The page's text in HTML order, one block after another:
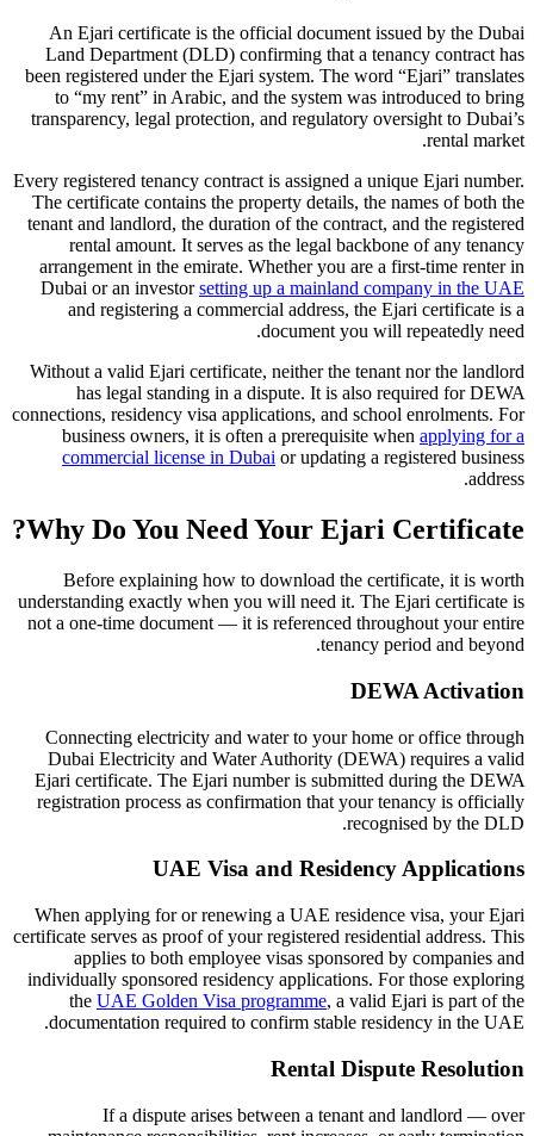
An Ejari certificate is the official document issued by the Dubai
Land Department (DLD) confirming that a tenancy contract has
been registered under the Ejari system. The word “Ejari” translates
to “my rent” in Arabic, and the system was introduced to bring
transparency, legal protection, and regulatory oversight to Dubai’s
rental market.
Every registered tenancy contract is assigned a unique Ejari number.
The certificate contains the property details, the names of both the
tenant and landlord, the duration of the contract, and the registered
rental amount. It serves as the legal backbone of any tenancy
arrangement in the emirate. Whether you are a first-time renter in
Dubai or an investorsetting up a mainland company in the UAE
and registering a commercial address, the Ejari certificate is a
document you will repeatedly need.
Without a valid Ejari certificate, neither the tenant nor the landlord
has legal standing in a dispute. It is also required for DEWA
connections, residency visa applications, and school enrolments. For
business owners, it is often a prerequisite when applying for a
commercial license in Dubai or updating a registered business
address.
Why Do You Need Your Ejari Certificate?
Before explaining how to download the certificate, it is worth
understanding exactly when you will need it. The Ejari certificate is
not a one-time document — it is referenced throughout your entire
tenancy period and beyond.
DEWA Activation
Connecting electricity and water to your home or office through
Dubai Electricity and Water Authority (DEWA) requires a valid
Ejari certificate. The Ejari number is submitted during the DEWA
registration process as confirmation that your tenancy is officially
recognised by the DLD.
UAE Visa and Residency Applications
When applying for or renewing a UAE residence visa, your Ejari
certificate serves as proof of your registered residential address. This
applies to both employee visas sponsored by companies and
individually sponsored residency applications. For those exploring
the UAE Golden Visa programme, a valid Ejari is part of the
documentation required to confirm stable residency in the UAE.
Rental Dispute Resolution
If a dispute arises between a tenant and landlord — over